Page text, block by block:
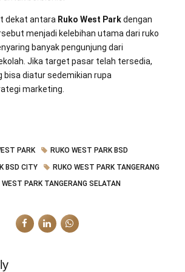
dekat antara Ruko West Parkdengan
menjadi kelebihan utama dari ruko
banyak pengunjung dari
Jika target pasar telah tersedia,
bisa diatur sedemikian rupa
marketing.
PARK
RUKO WEST PARK BSD
BSD CITY
RUKO WEST PARK TANGERANG
WEST PARK TANGERANG SELATAN